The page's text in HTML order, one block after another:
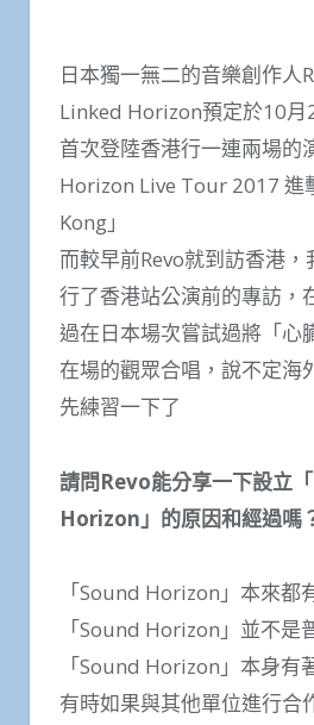
日本獨一無二的音樂創作人
Linked Horizon預定於10月
首次登陸香港行一連兩場的
Horizon Live Tour 2017 進
Kong」
而較早前Revo就到訪香港，
行了香港站公演前的專訪，
過在日本場次嘗試過將「心
在場的觀眾合唱，說不定海
先練習一下了
請問Revo能分享一下設立
Horizon」的原因和經過嗎
「Sound Horizon」本來都
「Sound Horizon」並不是
「Sound Horizon」本身有
有時如果與其他單位進行合